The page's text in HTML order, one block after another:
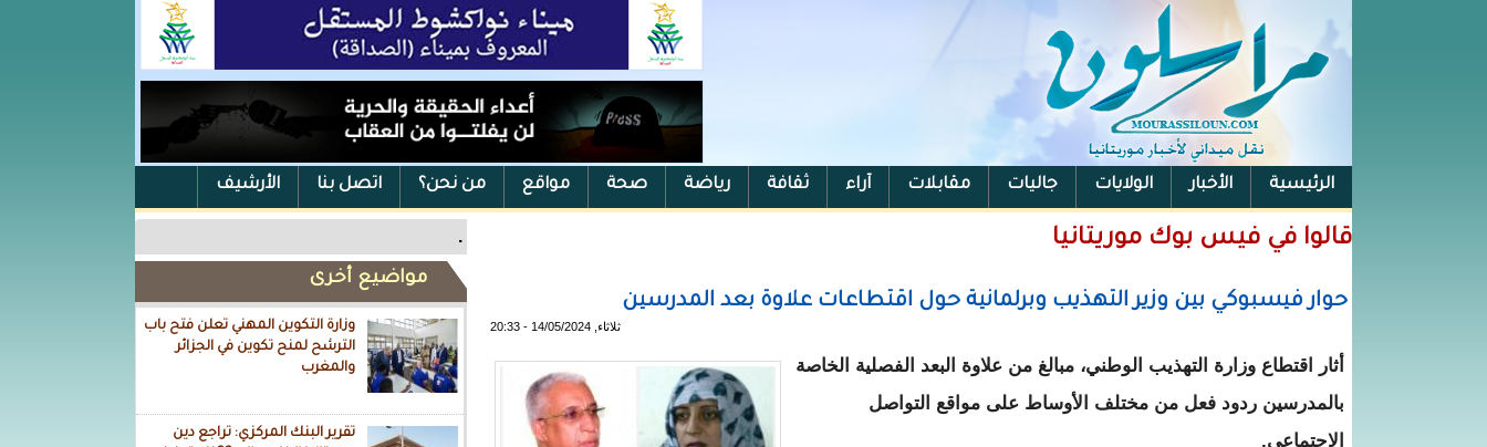
الرئيسية الأخبار الولايات جاليات مقابلات آراء ثقافة رياضة صحة مواقع من نحن؟ اتصل بنا الأرشيف
الفيس بوك .
مواضيع أخرى
وزارة التكوين المهني تعلن فتح باب
الترشح لمنح تكوين في الجزائر
والمغرب
تقرير البنك المركزي: تراجع دين
قالوا في فيس بوك موريتانيا
حوار فيسبوكي بين وزير التهذيب وبرلمانية حول اقتطاعات علاوة بعد المدرسين
ثلاثاء, 14/05/2024 - 20:33
أثار اقتطاع وزارة التهذيب الوطني، مبالغ من علاوة البعد الفصلية الخاصة
بالمدرسين ردود فعل من مختلف الأوساط على مواقع التواصل
الاجتماعي.